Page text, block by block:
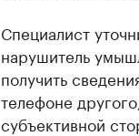
Специалист
нарушитель
получить
телефоне
субъективной